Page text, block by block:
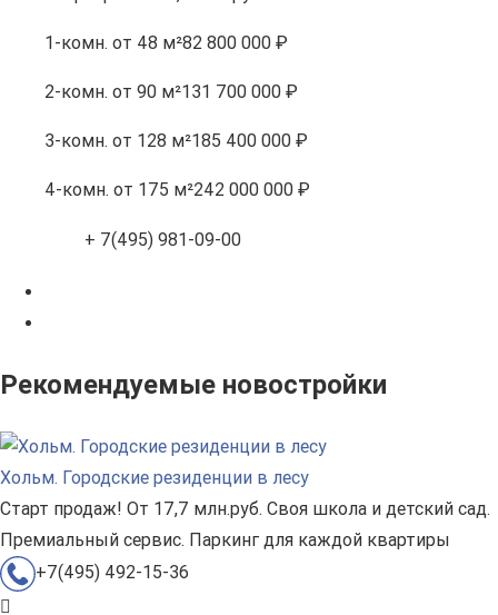
1-комн. от 48 м²82 800 000 ₽
2-комн. от 90 м²131 700 000 ₽
3-комн. от 128 м²185 400 000 ₽
4-комн. от 175 м²242 000 000 ₽
+ 7(495) 981-09-00
Рекомендуемые новостройки
Хольм. Городские резиденции в лесу
Старт продаж! От 17,7 млн.руб. Своя школа и детский сад.
Премиальный сервис. Паркинг для каждой квартиры
+7(495) 492-15-36